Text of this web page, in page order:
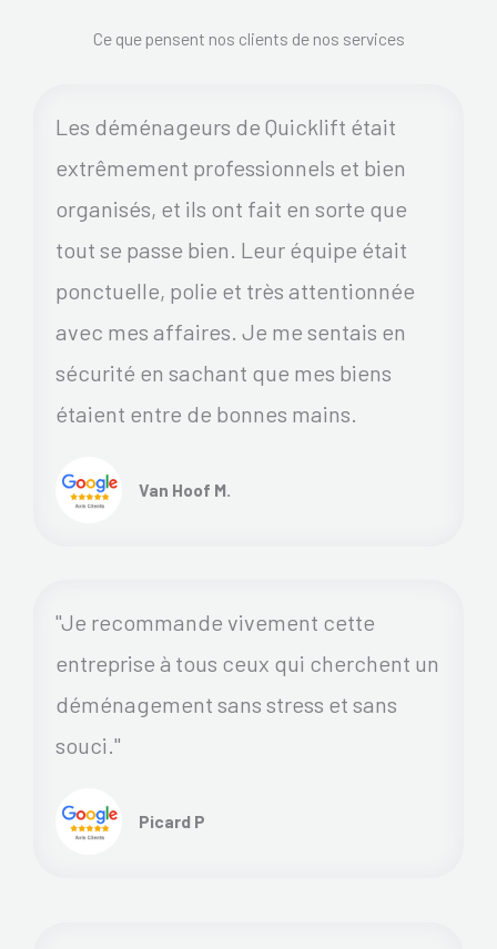
Ce que pensent nos clients de nos services
Les déménageurs de Quicklift était
extrêmement professionnels et bien
organisés, et ils ont fait en sorte que
tout se passe bien. Leur équipe était
ponctuelle, polie et très attentionnée
avec mes affaires. Je me sentais en
sécurité en sachant que mes biens
étaient entre de bonnes mains.
Van Hoof M.
"Je recommande vivement cette
entreprise à tous ceux qui cherchent un
déménagement sans stress et sans
souci."
Picard P